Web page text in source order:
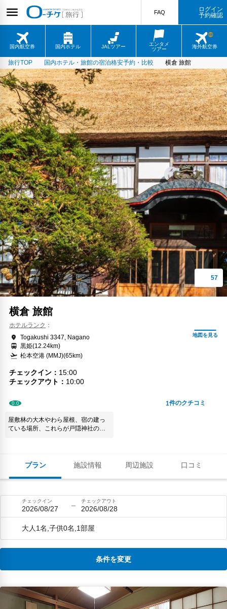
国内航空券 国内ホテル JALツアー
エンタメ
ツアー
海外航空券
FAQ
ログイン
予約確認
旅行TOP 国内ホテル・旅館の宿泊格安予約・比較 横倉 旅館
プラン 施設情報 周辺施設 口コミ
横倉 旅館
ホテルランク
Togakushi 3347, Nagano
黒姫(12.24km)
松本空港 (MMJ)(65km)
チェックイン
15:00
チェックアウト
10:00
0.0 1件のクチコミ
屋敷林の大木やわら屋根、宿の建っ
ている場所、これらが戸隠神社の神
触れられる良さが、後期高齢者の私
ました。
チェックイン
2026/08/27
チェックアウト
2026/08/28
大人1名,子供0名,1部屋
条件を変更